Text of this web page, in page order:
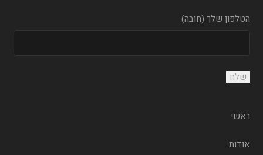
הטלפון שלך (חובה)
ראשי
אודות